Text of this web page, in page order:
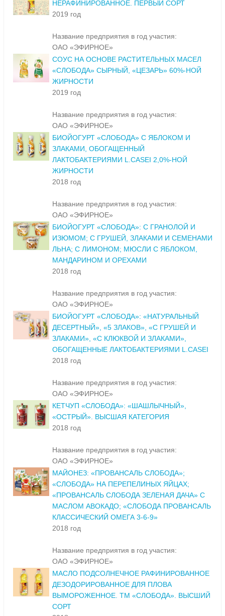
НЕРАФИНИРОВАННОЕ. ПЕРВЫЙ СОРТ
2019 год
Название предприятия в год участия:
ОАО «ЭФИРНОЕ»
СОУС НА ОСНОВЕ РАСТИТЕЛЬНЫХ МАСЕЛ
«СЛОБОДА» СЫРНЫЙ, «ЦЕЗАРЬ» 60%-НОЙ
ЖИРНОСТИ
2019 год
Название предприятия в год участия:
ОАО «ЭФИРНОЕ»
БИОЙОГУРТ «СЛОБОДА» С ЯБЛОКОМ И
ЗЛАКАМИ, ОБОГАЩЕННЫЙ
ЛАКТОБАКТЕРИЯМИ L.CASEI 2,0%-НОЙ
ЖИРНОСТИ
2018 год
Название предприятия в год участия:
ОАО «ЭФИРНОЕ»
БИОЙОГУРТ «СЛОБОДА»: С ГРАНОЛОЙ И
ИЗЮМОМ; С ГРУШЕЙ, ЗЛАКАМИ И СЕМЕНАМИ
ЛЬНА; С ЛИМОНОМ; МЮСЛИ С ЯБЛОКОМ,
МАНДАРИНОМ И ОРЕХАМИ
2018 год
Название предприятия в год участия:
ОАО «ЭФИРНОЕ»
БИОЙОГУРТ «СЛОБОДА»: «НАТУРАЛЬНЫЙ
ДЕСЕРТНЫЙ», «5 ЗЛАКОВ», «С ГРУШЕЙ И
ЗЛАКАМИ», «С КЛЮКВОЙ И ЗЛАКАМИ»,
ОБОГАЩЕННЫЕ ЛАКТОБАКТЕРИЯМИ L.CASEI
2018 год
Название предприятия в год участия:
ОАО «ЭФИРНОЕ»
КЕТЧУП «СЛОБОДА»: «ШАШЛЫЧНЫЙ»,
«ОСТРЫЙ». ВЫСШАЯ КАТЕГОРИЯ
2018 год
Название предприятия в год участия:
ОАО «ЭФИРНОЕ»
МАЙОНЕЗ: «ПРОВАНСАЛЬ СЛОБОДА»;
«СЛОБОДА» НА ПЕРЕПЕЛИНЫХ ЯЙЦАХ;
«ПРОВАНСАЛЬ СЛОБОДА ЗЕЛЕНАЯ ДАЧА» С
МАСЛОМ АВОКАДО; «СЛОБОДА ПРОВАНСАЛЬ
КЛАССИЧЕСКИЙ ОМЕГА 3-6-9»
2018 год
Название предприятия в год участия:
ОАО «ЭФИРНОЕ»
МАСЛО ПОДСОЛНЕЧНОЕ РАФИНИРОВАННОЕ
ДЕЗОДОРИРОВАННОЕ ДЛЯ ПЛОВА
ВЫМОРОЖЕННОЕ. ТМ «СЛОБОДА». ВЫСШИЙ
СОРТ